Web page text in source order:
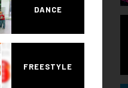
DANCE
FREESTYLE